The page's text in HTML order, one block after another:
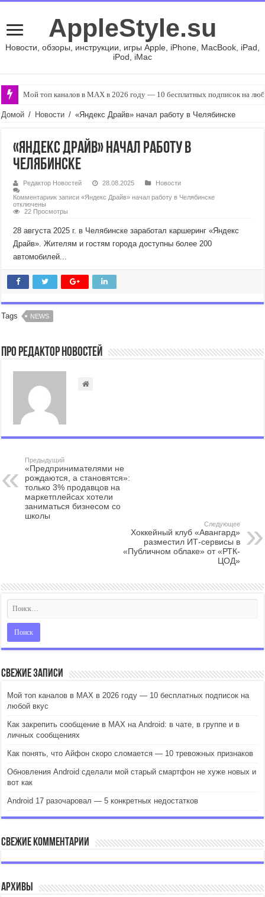
AppleStyle.su
Новости, обзоры, инструкции, игры Apple, iPhone, MacBook, iPad,
iPod, iMac
Мой топ каналов в MAX в 2026 году — 10 бесплатных подписок на
Домой / Новости / «Яндекс Драйв» начал работу в Челябинске
«Яндекс Драйв» начал работу в
Челябинске
Редактор Новостей 28.08.2025
Новости
Комментариик записи «Яндекс Драйв» начал работу в Челябинске
отключены
22 Просмотры
28 августа 2025 г. в Челябинске заработал каршеринг «Яндекс
Драйв». Жителям и гостям города доступны более 200
автомобилей...
Tags NEWS
Про Редактор Новостей
Предыдущий
«Предпринимателями не
рождаются, а становятся»:
только 3% продавцов на
маркетплейсах хотели
заниматься бизнесом со
школы
Следующее
Хоккейный клуб «Авангард»
разместил ИТ-сервисы в
«Публичном облаке» от «РТК-
ЦОД»
Свежие записи
Мой топ каналов в MAX в 2026 году — 10 бесплатных подписок на
любой вкус
Как закрепить сообщение в MAX на Android: в чате, в группе и в
личных сообщениях
Как понять, что Айфон скоро сломается — 10 тревожных признаков
Обновления Android сделали мой старый смартфон не хуже новых и
вот как
Android 17 разочаровал — 5 конкретных недостатков
Свежие комментарии
Архивы